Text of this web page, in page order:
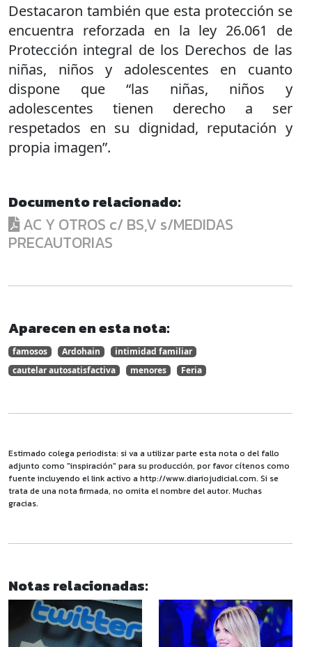
Destacaron también que esta protección se
encuentra reforzada en la ley 26.061 de
Protección integral de los Derechos de las
niñas, niños y adolescentes en cuanto
dispone que “las niñas, niños y
adolescentes tienen derecho a ser
respetados en su dignidad, reputación y
propia imagen”.
Documento relacionado:
AC Y OTROS c/ BS,V s/MEDIDAS
PRECAUTORIAS
Aparecen en esta nota:
famosos Ardohain
intimidad familiar
cautelar autosatisfactiva
menores Feria
Estimado colega periodista: si va a utilizar parte esta nota o del fallo
adjunto como "inspiración" para su producción, por favor cítenos como
fuente incluyendo el link activo a http://www.diariojudicial.com. Si se
trata de una nota firmada, no omita el nombre del autor. Muchas
gracias.
Notas relacionadas: